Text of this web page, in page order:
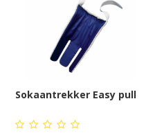
Sokaantrekker Easy pull